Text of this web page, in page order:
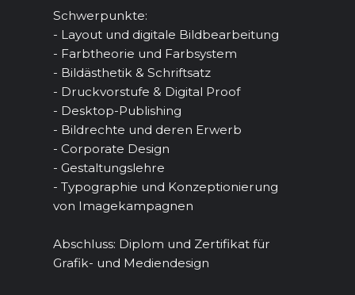
Schwerpunkte:
- Layout und digitale Bildbearbeitung
- Farbtheorie und Farbsystem
- Bildästhetik & Schriftsatz
- Druckvorstufe & Digital Proof
- Desktop-Publishing
- Bildrechte und deren Erwerb
- Corporate Design
- Gestaltungslehre
- Typographie und Konzeptionierung
von Imagekampagnen
Abschluss: Diplom und Zertifikat für
Grafik- und Mediendesign